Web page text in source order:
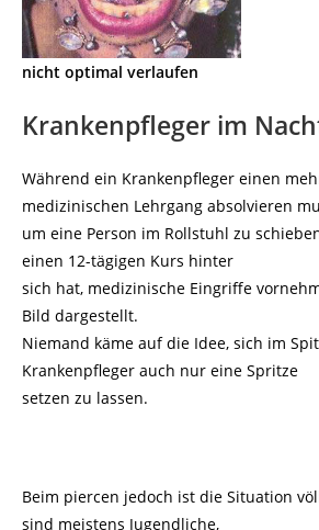
nicht optimal verlaufen
Krankenpfleger im
Während ein Krankenpfleger einen
medizinischen Lehrgang absolvieren
um eine Person im Rollstuhl zu
einen 12-tägigen Kurs hinter
sich hat, medizinische Eingriffe
Bild dargestellt.
Niemand käme auf die Idee, sich im
Krankenpfleger auch nur eine Spritze
setzen zu lassen.
Beim piercen jedoch ist die Situation
sind meistens Jugendliche,